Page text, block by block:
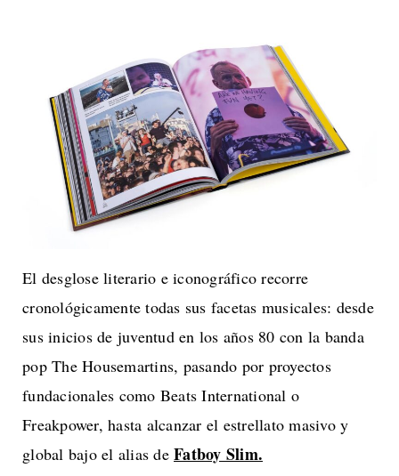
El desglose literario e iconográfico recorre
cronológicamente todas sus facetas musicales: desde
sus inicios de juventud en los años 80 con la banda
pop The Housemartins, pasando por proyectos
fundacionales como Beats International o
Freakpower, hasta alcanzar el estrellato masivo y
global bajo el alias de Fatboy Slim.